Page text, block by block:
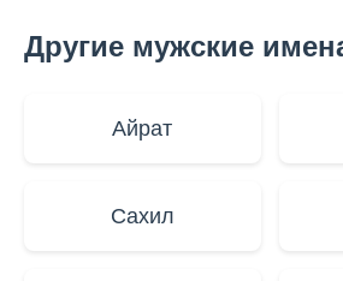
Другие мужские
Айрат
Сахил